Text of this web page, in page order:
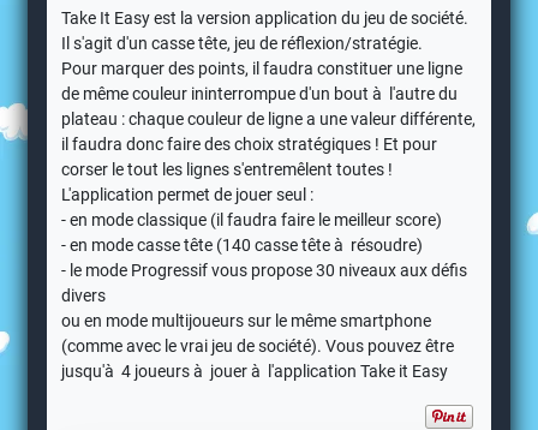
Take It Easy est la version application du jeu de société.
Il s'agit d'un casse tête, jeu de réflexion/stratégie.
Pour marquer des points, il faudra constituer une ligne
de même couleur ininterrompue d'un bout à l'autre du
plateau : chaque couleur de ligne a une valeur différente,
il faudra donc faire des choix stratégiques ! Et pour
corser le tout les lignes s'entremêlent toutes !
L'application permet de jouer seul :
- en mode classique (il faudra faire le meilleur score)
- en mode casse tête (140 casse tête à résoudre)
- le mode Progressif vous propose 30 niveaux aux défis
divers
ou en mode multijoueurssur le même smartphone
(comme avec le vrai jeu de société). Vous pouvez être
jusqu'à 4 joueurs à jouer à l'application Take it Easy